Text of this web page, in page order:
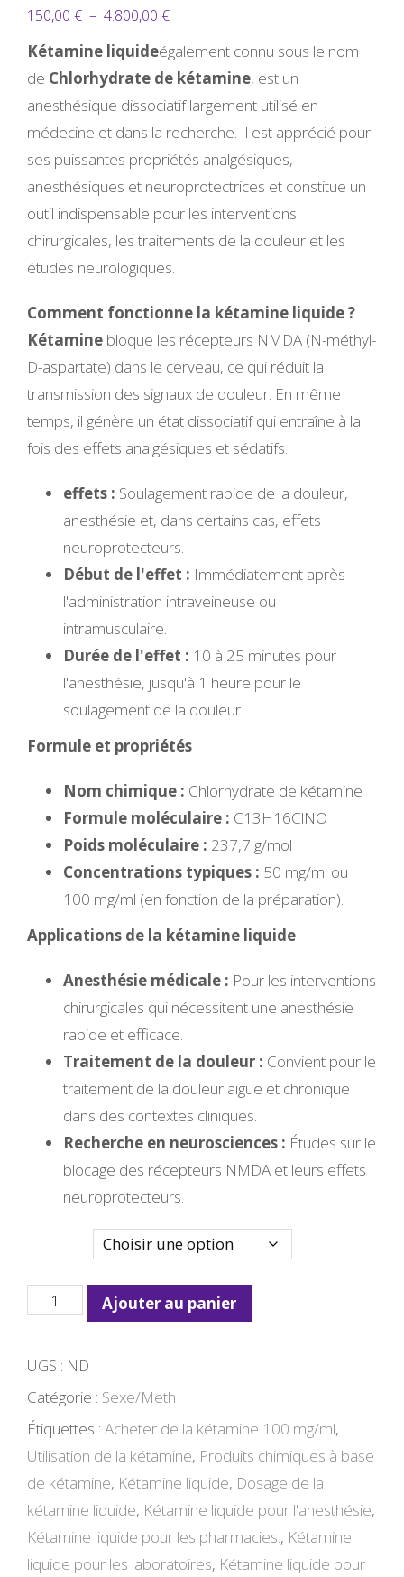
150,00 € – 4.800,00 €Plage
de
prix :
150,00 €
4.800,00 €
Kétamine liquideégalement connu sous le nom
de Chlorhydrate de kétamine, est un
anesthésique dissociatif largement utilisé en
médecine et dans la recherche. Il est apprécié pour
ses puissantes propriétés analgésiques,
anesthésiques et neuroprotectrices et constitue un
outil indispensable pour les interventions
chirurgicales, les traitements de la douleur et les
études neurologiques.
Comment fonctionne la kétamine liquide ?
Kétamine bloque les récepteurs NMDA (N-méthyl-
D-aspartate) dans le cerveau, ce qui réduit la
transmission des signaux de douleur. En même
temps, il génère un état dissociatif qui entraîne à la
fois des effets analgésiques et sédatifs.
effets : Soulagement rapide de la douleur,
anesthésie et, dans certains cas, effets
neuroprotecteurs.
Début de l'effet : Immédiatement après
l'administration intraveineuse ou
intramusculaire.
Durée de l'effet : 10 à 25 minutes pour
l'anesthésie, jusqu'à 1 heure pour le
soulagement de la douleur.
Formule et propriétés
Nom chimique : Chlorhydrate de kétamine
Formule moléculaire : C13H16ClNO
Poids moléculaire : 237,7 g/mol
Concentrations typiques : 50 mg/ml ou
100 mg/ml (en fonction de la préparation).
Applications de la kétamine liquide
Anesthésie médicale : Pour les interventions
chirurgicales qui nécessitent une anesthésie
rapide et efficace.
Traitement de la douleur : Convient pour le
traitement de la douleur aiguë et chronique
dans des contextes cliniques.
Recherche en neurosciences : Études sur le
blocage des récepteurs NMDA et leurs effets
neuroprotecteurs.
quantité
liquide
Online
Kaufen
Ajouter au panier
UGS : ND
Catégorie : Sexe/Meth
Étiquettes : Acheter de la kétamine 100 mg/ml,
Utilisation de la kétamine, Produits chimiques à base
de kétamine, Kétamine liquide, Dosage de la
kétamine liquide, Kétamine liquide pour l'anesthésie,
Kétamine liquide pour les pharmacies., Kétamine
liquide pour les laboratoires, Kétamine liquide pour